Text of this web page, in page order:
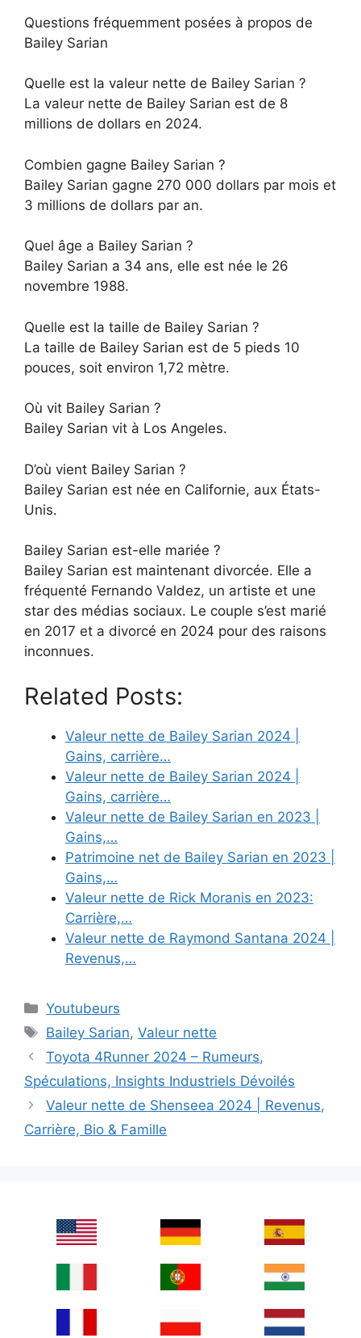
Questions fréquemment posées à propos de
Bailey Sarian
Quelle est la valeur nette de Bailey Sarian ?
La valeur nette de Bailey Sarian est de 8
millions de dollars en 2024.
Combien gagne Bailey Sarian ?
Bailey Sarian gagne 270 000 dollars par mois et
3 millions de dollars par an.
Quel âge a Bailey Sarian ?
Bailey Sarian a 34 ans, elle est née le 26
novembre 1988.
Quelle est la taille de Bailey Sarian ?
La taille de Bailey Sarian est de 5 pieds 10
pouces, soit environ 1,72 mètre.
Où vit Bailey Sarian ?
Bailey Sarian vit à Los Angeles.
D’où vient Bailey Sarian ?
Bailey Sarian est née en Californie, aux États-
Unis.
Bailey Sarian est-elle mariée ?
Bailey Sarian est maintenant divorcée. Elle a
fréquenté Fernando Valdez, un artiste et une
star des médias sociaux. Le couple s’est marié
en 2017 et a divorcé en 2024 pour des raisons
inconnues.
Related Posts:
Valeur nette de Bailey Sarian 2024 |
Gains, carrière…
Valeur nette de Bailey Sarian 2024 |
Gains, carrière…
Valeur nette de Bailey Sarian en 2023 |
Gains,…
Patrimoine net de Bailey Sarian en 2023 |
Gains,…
Valeur nette de Rick Moranis en 2023:
Carrière,…
Valeur nette de Raymond Santana 2024 |
Revenus,…
Categories
Youtubeurs
Tags
Bailey Sarian,Valeur nette
Toyota 4Runner 2024 – Rumeurs,
Spéculations, Insights Industriels Dévoilés
Valeur nette de Shenseea 2024 | Revenus,
Carrière, Bio & Famille